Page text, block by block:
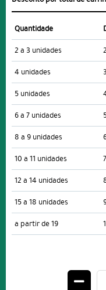
Quantidade
2 a 3 unidades
4 unidades
5 unidades
6 a 7 unidades
8 a 9 unidades
10 a 11 unidades
12 a 14 unidades
15 a 18 unidades
a partir de 19